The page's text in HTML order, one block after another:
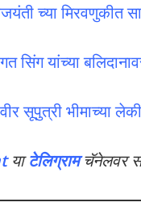
च्या मिरवणुकीत
यांच्या
सूपुत्री भीमाच्या
याटेलिग्राम चॅनेलवर